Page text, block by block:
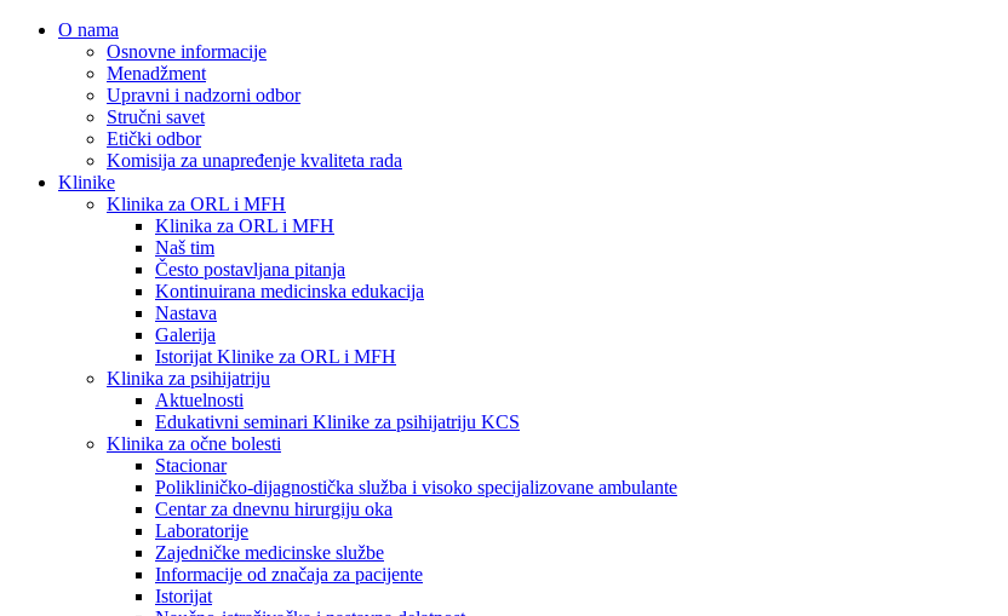
O nama
Osnovne informacije
Menadžment
Upravni i nadzorni odbor
Stručni savet
Etički odbor
Komisija za unapređenje kvaliteta rada
Klinike
Klinika za ORL i MFH
Klinika za ORL i MFH
Naš tim
Često postavljana pitanja
Kontinuirana medicinska edukacija
Nastava
Galerija
Istorijat Klinike za ORL i MFH
Klinika za psihijatriju
Aktuelnosti
Edukativni seminari Klinike za psihijatriju KCS
Klinika za očne bolesti
Stacionar
Polikliničko-dijagnostička služba i visoko specijalizovane ambulante
Centar za dnevnu hirurgiju oka
Laboratorije
Zajedničke medicinske službe
Informacije od značaja za pacijente
Istorijat